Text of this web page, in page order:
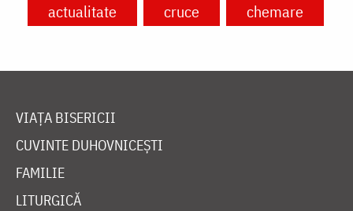
actualitate cruce chemare
VIAȚA BISERICII
CUVINTE DUHOVNICEȘTI
FAMILIE
LITURGICĂ